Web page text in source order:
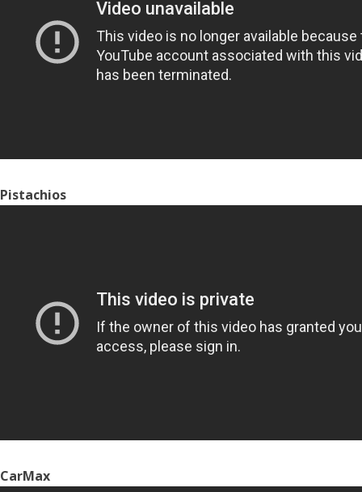
Pistachios
CarMax